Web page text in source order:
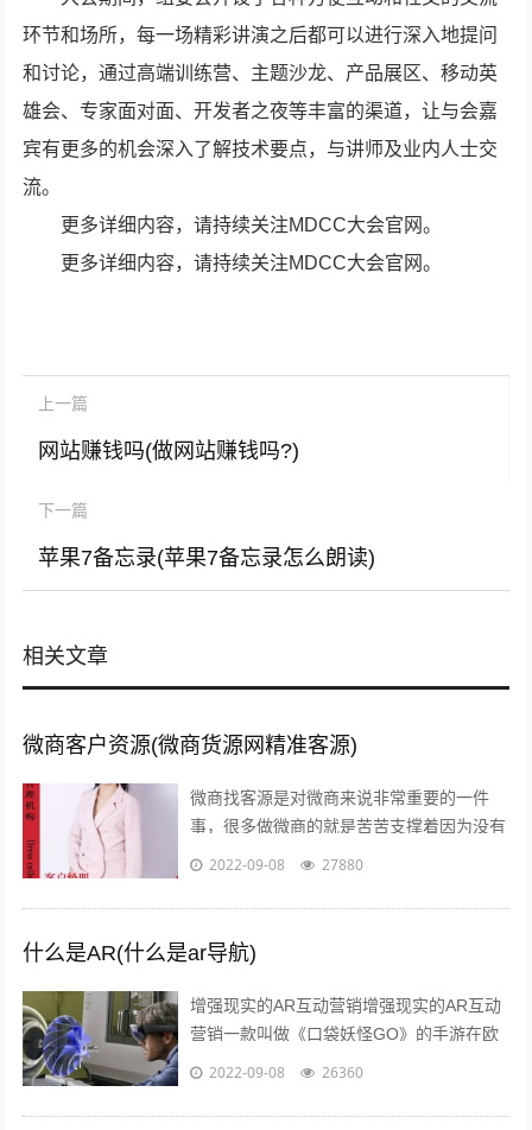
环节和场所，每一场精彩讲演之后都可以进行深入地提问
和讨论，通过高端训练营、主题沙龙、产品展区、移动英
雄会、专家面对面、开发者之夜等丰富的渠道，让与会嘉
宾有更多的机会深入了解技术要点，与讲师及业内人士交
流。
更多详细内容，请持续关注MDCC大会官网。
更多详细内容，请持续关注MDCC大会官网。
上一篇
网站赚钱吗(做网站赚钱吗?)
下一篇
苹果7备忘录(苹果7备忘录怎么朗读)
相关文章
微商客户资源(微商货源网精准客源)
微商找客源是对微商来说非常重要的一件
事，很多做微商的就是苦苦支撑着因为没有
客源，微商如何找客源一直是一个不衰的话
定...
2022-09-08 27880
什么是AR(什么是ar导航)
增强现实的AR互动营销增强现实的AR互动
营销一款叫做《口袋妖怪GO》的手游在欧
美火了，在还未上线的中国，
经...
2022-09-08 26360